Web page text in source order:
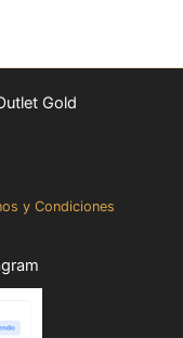
Gold
y Condiciones